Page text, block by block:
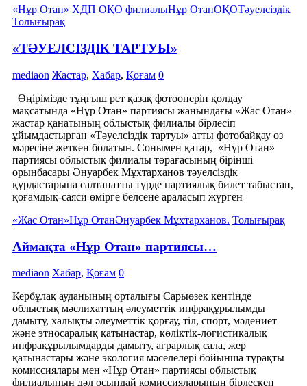
«Нұр Отан» ХДП ОҚО филиалыНұр ОтанОҚОТәуелсіздік
Толығырақ
«ТӘУЕЛСІЗДІК ТАРТУЫ»
mediaon Жастар, Хабар, Қоғам 0
Өңірімізде тұңғыш рет қазақ фотоөнерін қолдау
мақсатында «Нұр Отан» партиясы жанындағы «Жас Отан»
жастар қанатының облыстық филиалы бірлесіп
ұйымдастырған «Тәуелсіздік тартуы» атты фотобайқау өз
мәресіне жеткен болатын. Сонымен қатар, «Нұр Отан»
партиясы облыстық филиалы төрағасының бірінші
орынбасары Әнуарбек Мұхтарханов тәуелсіздік
құрдастарына салтанатты түрде партиялық билет табыстап,
қоғамдық-саяси өмірге белсене араласып жүрген
«Жас Отан»Нұр ОтанӘнуарбек Мұхтарханов. Толығырақ
Аймақта «Нұр Отан» партиясы…
mediaon Хабар, Қоғам 0
Кербұлақ ауданының орталығы Сарыөзек кентінде
облыстық мәслихаттың әлеуметтік инфрақұрылымды
дамыту, халықты әлеуметтік қорғау, тіл, спорт, мәдениет
және этносаралық қатынастар, көліктік-логистикалық
инфрақұрылымдарды дамыту, аграрлық сала, жер
қатынастары және экология мәселелері бойынша тұрақты
комиссиялары мен «Нұр Отан» партиясы облыстық
филиалының дәл осындай комиссияларының бірлескен